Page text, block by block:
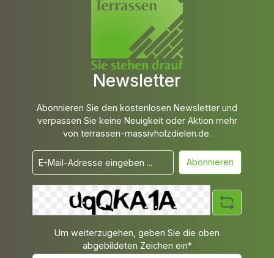
Newsletter
Abonnieren Sie den kostenlosen Newsletter und
verpassen Sie keine Neuigkeit oder Aktion mehr
von terrassen-massivholzdielen.de.
Abonnieren
Um weiterzugehen, geben Sie die oben
abgebildeten Zeichen ein*